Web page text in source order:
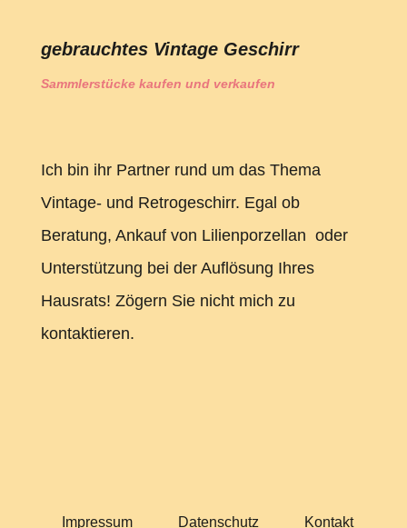
gebrauchtes Vintage Geschirr
Sammlerstücke kaufen und verkaufen
Ich bin ihr Partner rund um das Thema
Vintage- und Retrogeschirr. Egal ob
Beratung, Ankauf von Lilienporzellan oder
Unterstützung bei der Auflösung Ihres
Hausrats! Zögern Sie nicht mich zu
kontaktieren.
Impressum Datenschutz Kontakt